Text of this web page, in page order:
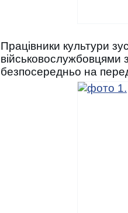
Працівники культури
військовослужбовцями
безпосередньо на